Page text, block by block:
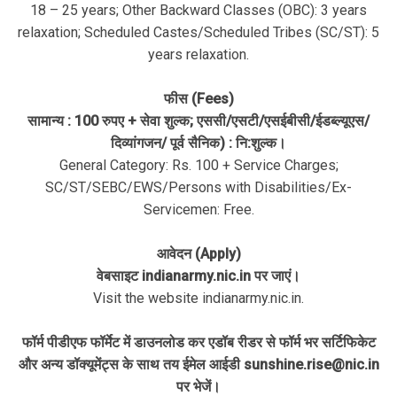
18 – 25 years; Other Backward Classes (OBC): 3 years
relaxation; Scheduled Castes/Scheduled Tribes (SC/ST): 5
years relaxation.
फीस (Fees)
सामान्य : 100 रुपए + सेवा शुल्क; एससी/एसटी/एसईबीसी/ईडब्ल्यूएस/
दिव्यांगजन/ पूर्व सैनिक) : नि:शुल्क।
General Category: Rs. 100 + Service Charges;
SC/ST/SEBC/EWS/Persons with Disabilities/Ex-
Servicemen: Free.
आवेदन (Apply)
वेबसाइट indianarmy.nic.in पर जाएं।
Visit the website indianarmy.nic.in.
फॉर्म पीडीएफ फॉर्मेट में डाउनलोड कर एडॉब रीडर से फॉर्म भर सर्टिफिकेट
और अन्य डॉक्यूमेंट्स के साथ तय ईमेल आईडी sunshine.rise@nic.in
पर भेजें।